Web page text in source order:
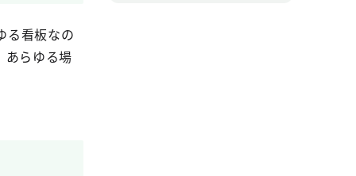
る看板なの
あらゆる場